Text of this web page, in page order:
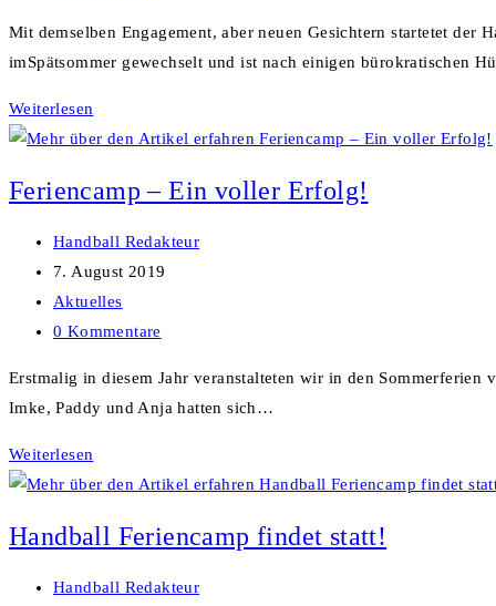
Mit demselben Engagement, aber neuen Gesichtern startetet der
imSpätsommer gewechselt und ist nach einigen bürokratischen
Weiterlesen
neuer
weht
Feriencamp – Ein voller Erfolg!
Beitrags-
Autor:
Handball Redakteur
Beitrag
veröffentlicht:
7. August 2019
Beitrags-
Kategorie:
Aktuelles
Beitrags-
0 Kommentare
Erstmalig in diesem Jahr veranstalteten wir in den
Imke, Paddy und Anja hatten sich…
Weiterlesen
–
voller
Handball Feriencamp findet statt!
Beitrags-
Handball Redakteur